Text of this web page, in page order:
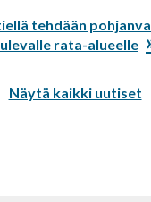
tehdään
rata-alueelle
Näytä kaikki uutiset